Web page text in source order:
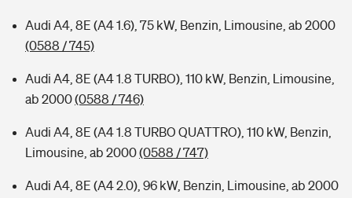
Audi A4, 8E (A4 1.6), 75 kW, Benzin, Limousine, ab 2000
(0588 / 745)
Audi A4, 8E (A4 1.8 TURBO), 110 kW, Benzin, Limousine,
ab 2000(0588 / 746)
Audi A4, 8E (A4 1.8 TURBO QUATTRO), 110 kW, Benzin,
Limousine, ab 2000(0588 / 747)
Audi A4, 8E (A4 2.0), 96 kW, Benzin, Limousine, ab 2000